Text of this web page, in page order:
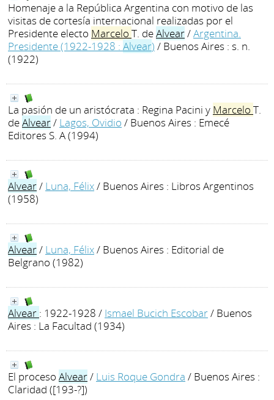
Homenaje a la República Argentina con motivo de las
visitas de cortesía internacional realizadas por el
Presidente electo Marcelo T. deAlvear/Argentina.
Presidente (1922-1928 : Alvear) / Buenos Aires : s. n.
(1922)
La pasión de un aristócrata : Regina Pacini y Marcelo T.
deAlvear/ Lagos, Ovidio / Buenos Aires : Emecé
Editores S. A (1994)
Alvear/ Luna, Félix/ Buenos Aires : Libros Argentinos
(1958)
Alvear/ Luna, Félix/ Buenos Aires : Editorial de
Belgrano (1982)
Alvear : 1922-1928 / Ismael Bucich Escobar/ Buenos
Aires : La Facultad (1934)
El proceso Alvear/ Luis Roque Gondra / Buenos Aires :
Claridad ([193-?])